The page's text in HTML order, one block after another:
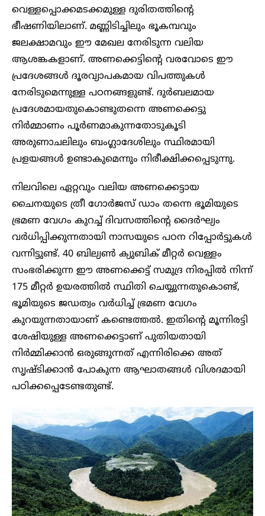
വെള്ളപ്പൊക്കമടക്കമുള്ള ദുരിതത്തിന്റെ
ഭീഷണിയിലാണ്. മണ്ണിടിച്ചിലും ഭൂകമ്പവും
ജലക്ഷാമവും ഈ മേഖല നേരിടുന്ന വലിയ
ആശങ്കകളാണ്. അണക്കെട്ടിന്റെ വരവോടെ ഈ
പ്രദേശങ്ങൾ ദൂരവ്യാപകമായ വിപത്തുകൾ
നേരിടുമെന്നുള്ള പഠനങ്ങളുണ്ട്. ദുർബലമായ
പ്രദേശമായതുകൊണ്ടുതന്നെ അണക്കെട്ടു
നിർമ്മാണം പൂർണമാകുന്നതോടുകൂടി
അരുണാചലിലും ബംഗ്ലാദേശിലും സ്ഥിരമായി
പ്രളയങ്ങൾ ഉണ്ടാകുമെന്നും നിരീക്ഷിക്കപ്പെടുന്നു.
നിലവിലെ ഏറ്റവും വലിയ അണക്കെട്ടായ
ചൈനയുടെ ത്രീ ഗോർജസ് ഡാം തന്നെ ഭൂമിയുടെ
ഭ്രമണ വേഗം കുറച്ച് ദിവസത്തിന്റെ ദൈർഘ്യം
വർധിപ്പിക്കുന്നതായി നാസയുടെ പഠന റിപ്പോർട്ടുകൾ
വന്നിട്ടുണ്ട്. 40 ബില്യൺ ക്യുബിക് മീറ്റർ വെള്ളം
സംഭരിക്കുന്ന ഈ അണക്കെട്ട് സമുദ്ര നിരപ്പിൽ നിന്ന്
175 മീറ്റർ ഉയരത്തിൽ സ്ഥിതി ചെയ്യുന്നതുകൊണ്ട്,
ഭൂമിയുടെ ജഡത്വം വർധിച്ച് ഭ്രമണ വേഗം
കുറയുന്നതായാണ് കണ്ടെത്തൽ. ഇതിന്റെ മൂന്നിരട്ടി
ശേഷിയുള്ള അണക്കെട്ടാണ് പുതിയതായി
നിർമ്മിക്കാൻ ഒരുങ്ങുന്നത് എന്നിരിക്കെ അത്
സൃഷ്ടിക്കാൻ പോകുന്ന ആഘാതങ്ങൾ വിശദമായി
പഠിക്കപ്പെടേണ്ടതുണ്ട്.